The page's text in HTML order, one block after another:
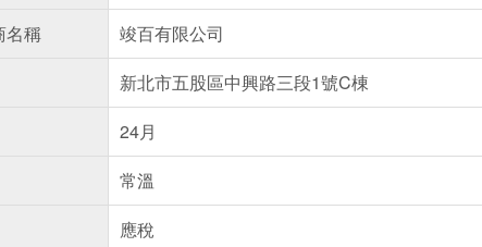
名稱
竣百有限公司
新北市五股區中興路三段1號C棟
24月
常溫
應稅